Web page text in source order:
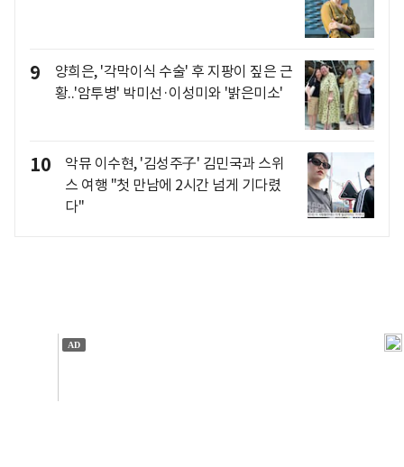
9
양희은, '각막이식 수술' 후 지팡이 짚은 근
황..'암투병' 박미선·이성미와 '밝은미소'
10
악뮤 이수현, '김성주子' 김민국과 스위
스 여행 "첫 만남에 2시간 넘게 기다렸
다"